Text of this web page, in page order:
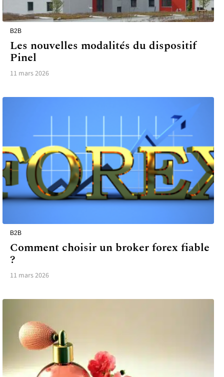
B2B
Les nouvelles modalités du dispositif
Pinel
11 mars 2026
B2B
Comment choisir un broker forex fiable
?
11 mars 2026